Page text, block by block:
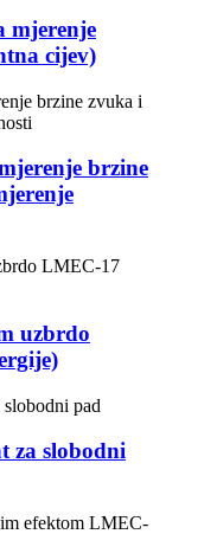
mjerenje
cijev)
brzine
uzbrdo
za slobodni